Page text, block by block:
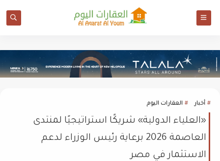
أخبار العقارات اليوم
«العلياء الدولية» شريكًا استراتيجيًا لمنتدى
العاصمة 2026 برعاية رئيس الوزراء لدعم
الاستثمار في مصر